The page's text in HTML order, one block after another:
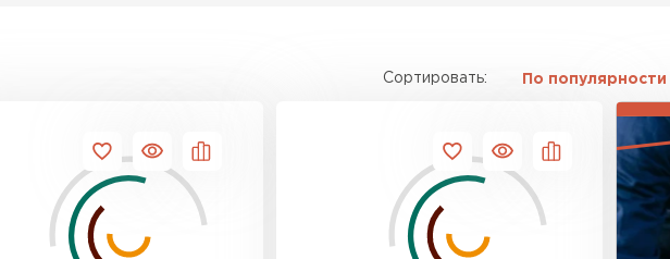
Сортировать: По популярности